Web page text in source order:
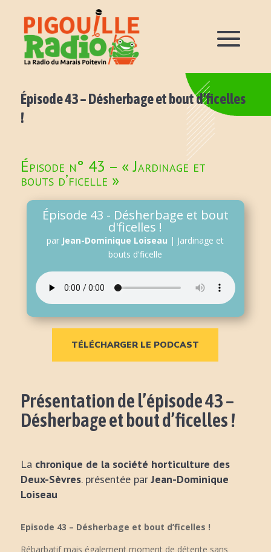
Épisode 43 – Désherbage et bout d’ficelles
!
Épisode n° 43 – « Jardinage et
bouts d’ficelle »
Épisode 43 - Désherbage et bout
d'ficelles !
par Jean-Dominique Loiseau | Jardinage et
bouts d'ficelle
TÉLÉCHARGER LE PODCAST
Présentation de l’épisode 43 –
Désherbage et bout d’ficelles !
La chronique de la société horticulture des
Deux-Sèvres. présentée parJean-Dominique
Loiseau
Episode 43 – Désherbage et bout d’ficelles !
Rébarbatif mais également moment de détente sans